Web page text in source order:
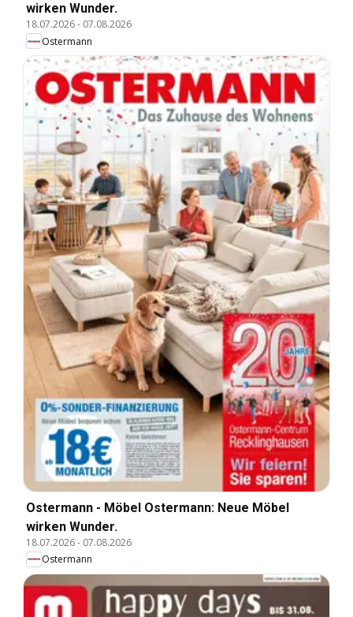
wirken Wunder.
18.07.2026- 07.08.2026
Ostermann
Ostermann - Möbel Ostermann: Neue Möbel
wirken Wunder.
18.07.2026- 07.08.2026
Ostermann